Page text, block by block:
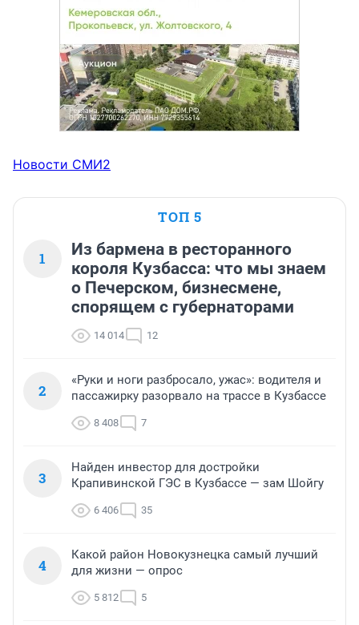
Новости СМИ2
ТОП 5
1
Из бармена в ресторанного
короля Кузбасса: что мы знаем
о Печерском, бизнесмене,
спорящем с губернаторами
14 014 12
2
«Руки и ноги разбросало, ужас»: водителя и
пассажирку разорвало на трассе в Кузбассе
8 408 7
3
Найден инвестор для достройки
Крапивинской ГЭС в Кузбассе — зам Шойгу
6 406 35
4
Какой район Новокузнецка самый лучший
для жизни — опрос
5 812 5